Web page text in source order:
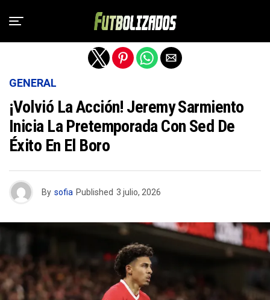
GENERAL
¡Volvió La Acción! Jeremy Sarmiento
Inicia La Pretemporada Con Sed De
Éxito En El Boro
By sofia Published 3 julio, 2026
Salir de la versión móvil